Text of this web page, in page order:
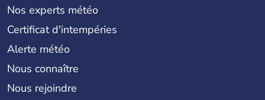
Nos experts météo
Certificat d'intempéries
Alerte météo
Nous connaître
Nous rejoindre